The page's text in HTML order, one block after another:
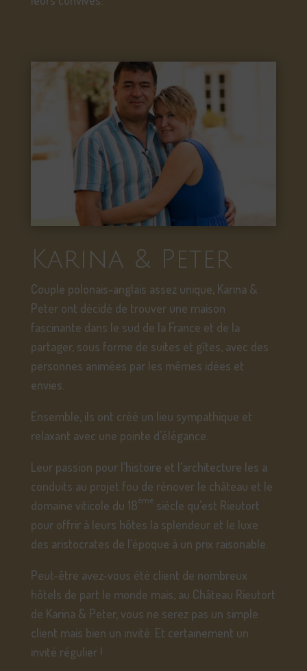
Karina & Peter
Couple polonais-anglais assez unique, Karina &
Peter ont décidé de trouver une maison
fascinante dans le sud de la France et de la
partager, sous forme de suites et gîtes, avec des
personnes animées par les mêmes idées et
envies.
Ensemble, ils ont créé un lieu sympathique et
relaxant avec une pointe d’élégance.
Leur passion pour l’histoire et l’architecture les a
conduits au projet fou de rénover le château et le
domaine viticole du 18èmesiècle qu’est Rieutort
pour offrir à leurs hôtes la splendeur et le luxe
des aristocrates de l’époque à un prix raisonable.
Peut-être avez-vous été client de nombreux
hôtels de part le monde mais, au Château Rieutort
de Karina & Peter, vous ne serez pas un simple
client mais bien un invité. Et certainement un
invité régulier !